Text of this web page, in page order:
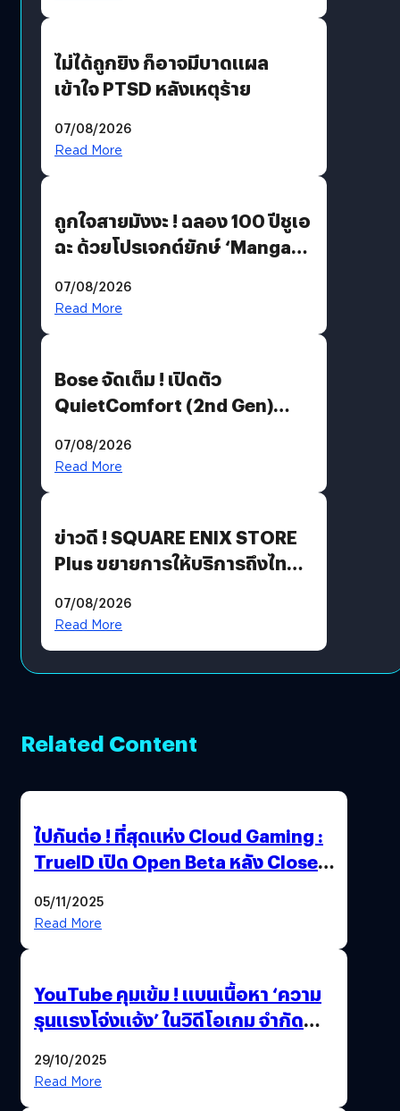
ไม่ได้ถูกยิง ก็อาจมีบาดแผล
เข้าใจ PTSD หลังเหตุร้าย
07/08/2026
Read More
ถูกใจสายมังงะ ! ฉลอง 100 ปีชูเอ
ฉะ ด้วยโปรเจกต์ยักษ์ ‘Manga
มีภาษาไทยด้วย
07/08/2026
Read More
Bose จัดเต็ม ! เปิดตัว
QuietComfort (2nd Gen)
07/08/2026
Read More
ข่าวดี ! SQUARE ENIX STORE
Plus ขยายการให้บริการถึงไทย
โดยตรง
07/08/2026
Read More
Related Content
ไปกันต่อ ! ที่สุดแห่ง Cloud Gaming :
TrueID เปิด Open Beta หลัง Close
Thailand Game Show 2025 ทะลุ 15
05/11/2025
Read More
YouTube คุมเข้ม ! แบนเนื้อหา ‘ความ
รุนแรงโจ่งแจ้ง’ ในวิดีโอเกม จำกัด
29/10/2025
Read More